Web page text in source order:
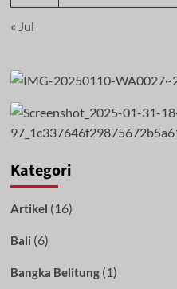
« Jul
Kategori
Artikel (16)
Bali (6)
Bangka Belitung(1)